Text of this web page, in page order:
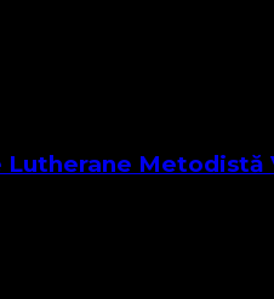
Metodistă